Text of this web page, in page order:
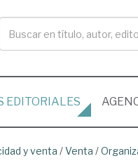
EDITORIALES
y venta /Venta /